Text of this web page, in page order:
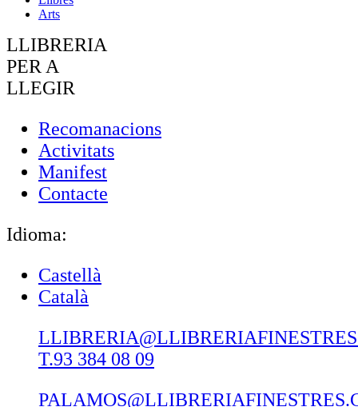
Arts
LLIBRERIA
PER A
LLEGIR
Recomanacions
Activitats
Manifest
Contacte
Idioma:
Castellà
Català
T.93 384 08 09